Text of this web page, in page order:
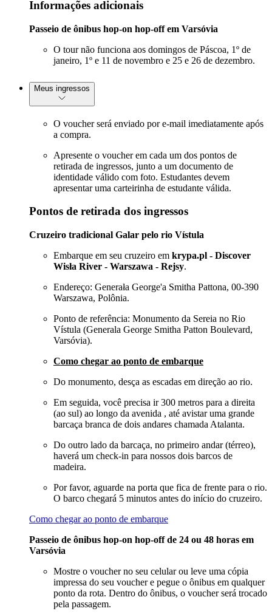
Informações adicionais
Passeio de ônibus hop-on hop-off em Varsóvia
O tour não funciona aos domingos de Páscoa, 1º de
janeiro, 1º e 11 de novembro e 25 e 26 de dezembro.
Meus ingressos
O voucher será enviado por e-mail imediatamente após
a compra.
Apresente o voucher em cada um dos pontos de
retirada de ingressos, junto a um documento de
identidade válido com foto. Estudantes devem
apresentar uma carteirinha de estudante válida.
Pontos de retirada dos ingressos
Cruzeiro tradicional Galar pelo rio Vístula
Embarque em seu cruzeiro em krypa.pl - Discover
Wisła River - Warszawa - Rejsy.
Endereço: Generała George'a Smitha Pattona, 00-390
Warszawa, Polônia.
Ponto de referência: Monumento da Sereia no Rio
Vístula (Generala George Smitha Patton Boulevard,
Varsóvia).
Como chegar ao ponto de embarque
Do monumento, desça as escadas em direção ao rio.
Em seguida, você precisa ir 300 metros para a direita
(ao sul) ao longo da avenida , até avistar uma grande
barcaça branca de dois andares chamada Atalanta.
Do outro lado da barcaça, no primeiro andar (térreo),
haverá um check-in para nossos dois barcos de
madeira.
Por favor, aguarde na porta que fica de frente para o rio.
O barco chegará 5 minutos antes do início do cruzeiro.
Como chegar ao ponto de embarque
Passeio de ônibus hop-on hop-off de 24 ou 48 horas em
Varsóvia
Mostre o voucher no seu celular ou leve uma cópia
impressa do seu voucher e pegue o ônibus em qualquer
ponto da rota. Dentro do ônibus, o voucher será trocado
pela passagem.